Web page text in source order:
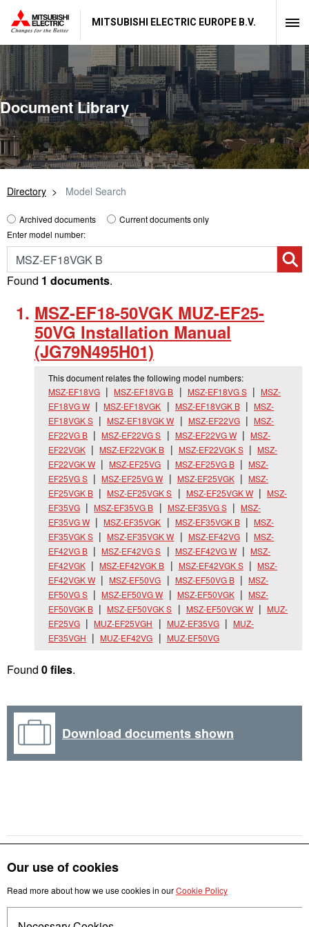
MITSUBISHI ELECTRIC EUROPE B.V.
Our use of cookies
Read more about how we use cookies in ourCookie Policy
Document Library
Directory Model Search
Archived documents
Current documents only
Enter model number:
Found 1 documents.
MSZ-EF18-50VGK MUZ-EF25-
50VG Installation Manual
(JG79N495H01)
This document relates the following model numbers:
MSZ-EF18VG
MSZ-EF18VG B MSZ-EF18VG S
MSZ-
EF18VG W
MSZ-EF18VGK MSZ-EF18VGK B
MSZ-
EF18VGK S
MSZ-EF18VGK W MSZ-EF22VG
MSZ-
EF22VG B
MSZ-EF22VG S MSZ-EF22VG W
MSZ-
EF22VGK
MSZ-EF22VGK B MSZ-EF22VGK S
MSZ-
EF22VGK W
MSZ-EF25VG MSZ-EF25VG B
MSZ-
EF25VG S
MSZ-EF25VG W MSZ-EF25VGK
MSZ-
EF25VGK B
MSZ-EF25VGK S MSZ-EF25VGK W
MSZ-
EF35VG
MSZ-EF35VG B MSZ-EF35VG S
MSZ-
EF35VG W
MSZ-EF35VGK MSZ-EF35VGK B
MSZ-
EF35VGK S
MSZ-EF35VGK W MSZ-EF42VG
MSZ-
EF42VG B
MSZ-EF42VG S MSZ-EF42VG W
MSZ-
EF42VGK
MSZ-EF42VGK B MSZ-EF42VGK S
MSZ-
EF42VGK W
MSZ-EF50VG MSZ-EF50VG B
MSZ-
EF50VG S
MSZ-EF50VG W MSZ-EF50VGK
MSZ-
EF50VGK B
MSZ-EF50VGK S MSZ-EF50VGK W
MUZ-
EF25VG
MUZ-EF25VGH MUZ-EF35VG
MUZ-
EF35VGH
MUZ-EF42VG MUZ-EF50VG
Found 0 files.
Download documents shown